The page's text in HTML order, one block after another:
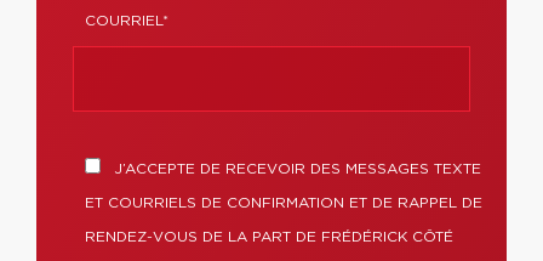
COURRIEL*
J’ACCEPTE DE RECEVOIR DES MESSAGES TEXTE
ET COURRIELS DE CONFIRMATION ET DE RAPPEL DE
RENDEZ-VOUS DE LA PART DE FRÉDÉRICK CÔTÉ